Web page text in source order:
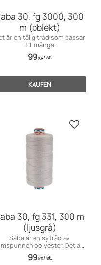
30, fg 3000, 300
m (oblekt)
är en tålig tråd som passar
till många
användningsområden främst
till markiser, kapell, möbler och
effektsömnad.
99KR/st.
KAUFEN
hinzufügen
30, fg 331, 300 m
(ljusgrå)
Saba är en sytråd av
polyester. Det är
en tålig tråd som passar till
många användningsområden
99KR/st.
Zu